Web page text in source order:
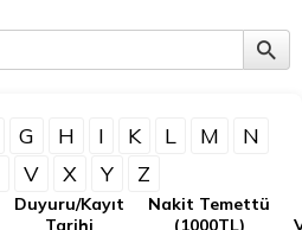
G H I K L M
N
V X Y Z
Duyuru/Kayıt
Tarihi
Nakit Temettü
(1000TL)